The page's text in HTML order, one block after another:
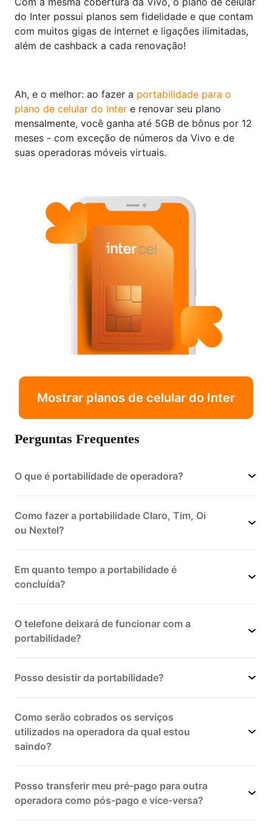
do Inter possui planos sem fidelidade e que contam
com muitos gigas de internet e ligações ilimitadas,
além de cashback a cada renovação!
Ah, e o melhor: ao fazer a portabilidade para o
plano de celular do Inter e renovar seu plano
mensalmente, você ganha até 5GB de bônus por 12
meses - com exceção de números da Vivo e de
suas operadoras móveis virtuais.
Mostrar planos de celular do Inter
Perguntas Frequentes
O que é portabilidade de operadora?
Como fazer a portabilidade Claro, Tim, Oi
ou Nextel?
Em quanto tempo a portabilidade é
concluída?
O telefone deixará de funcionar com a
portabilidade?
Posso desistir da portabilidade?
Como serão cobrados os serviços
utilizados na operadora da qual estou
saindo?
Posso transferir meu pré-pago para outra
operadora como pós-pago e vice-versa?